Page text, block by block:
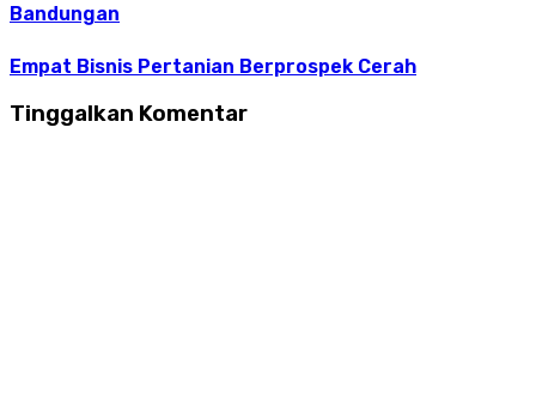
Bandungan
Empat Bisnis Pertanian Berprospek Cerah
Tinggalkan Komentar